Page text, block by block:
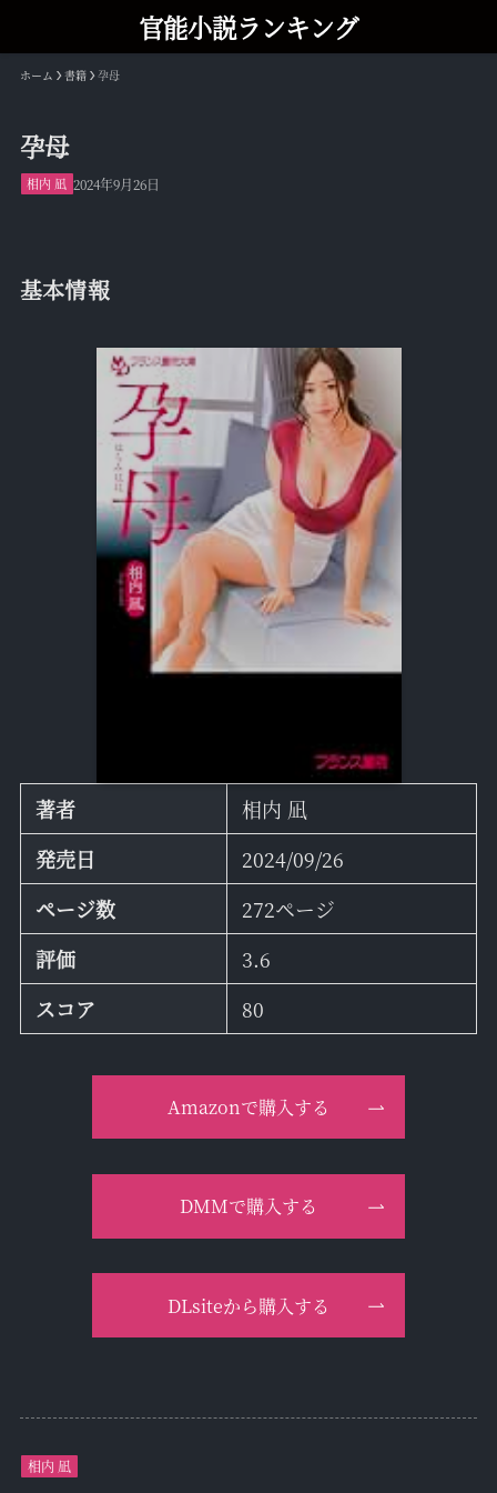
官能小説ランキング
ホーム 書籍 孕母
孕母
相内 凪 2024年9月26日
基本情報
著者
相内 凪
発売日
2024/09/26
ページ数
272ページ
評価
3.6
スコア
80
Amazonで購入する
DMMで購入する
DLsiteから購入する
相内 凪